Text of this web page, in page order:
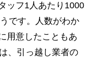
ッフ1人あたり1000
です。人数がわか
用意したこともあ
、引っ越し業者の